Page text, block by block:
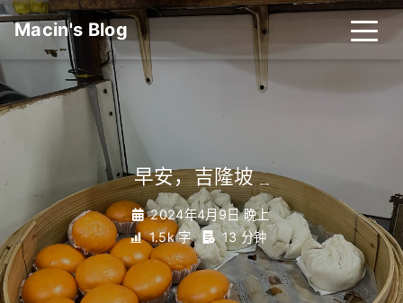
Macin's Blog
早安，吉隆坡_
2024年4月9日 晚上
1.5k 字
13 分钟